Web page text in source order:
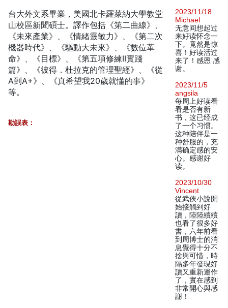
台大外文系畢業，美國北卡羅萊納大學教堂
山校區新聞碩士。譯作包括《第二曲線》、
《未來產業》、《情緒靈敏力》、《第二次
機器時代》、《驅動大未來》、《數位革
命》、《目標》、《第五項修練II實踐
篇》、《彼得．杜拉克的管理聖經》、《從
A到A+》、《真希望我20歲就懂的事》
等。
勘誤表：
2023/11/18
Michael
无意间想起过
来好读怀念一
下。竟然是惊
喜！好读活过
来了！感恩 感
谢。
2023/11/5
angsila
每周上好读看
看是否有新
书，这已经成
了一个习惯。
这种陪伴是一
种舒服的，充
满确定感的安
心。感谢好
读。
2023/10/30
Vincent
從武俠小說開
始接觸到好
讀，陸陸續續
也看了很多好
書，六年前看
到周博士的消
息覺得十分不
捨與可惜，時
隔多年發現好
讀又重新運作
了，實在感到
非常開心與感
謝！